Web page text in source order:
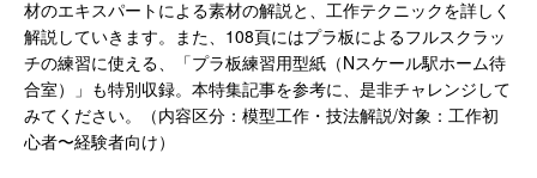
材のエキスパートによる素材の解説と、工作テクニックを詳しく
解説していきます。また、108頁にはプラ板によるフルスクラッ
チの練習に使える、「プラ板練習用型紙（Nスケール駅ホーム待
合室）」も特別収録。本特集記事を参考に、是非チャレンジして
みてください。（内容区分：模型工作・技法解説/対象：工作初
心者〜経験者向け）